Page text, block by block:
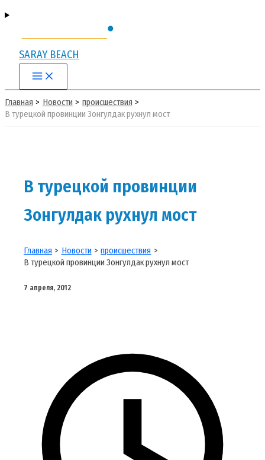
SARAY BEACH
Main
Menu
Главная Новости
происшествия
В турецкой провинции Зонгулдак рухнул мост
В турецкой провинции
Зонгулдак рухнул мост
Главная Новости
происшествия
В турецкой провинции Зонгулдак рухнул мост
7 апреля, 2012